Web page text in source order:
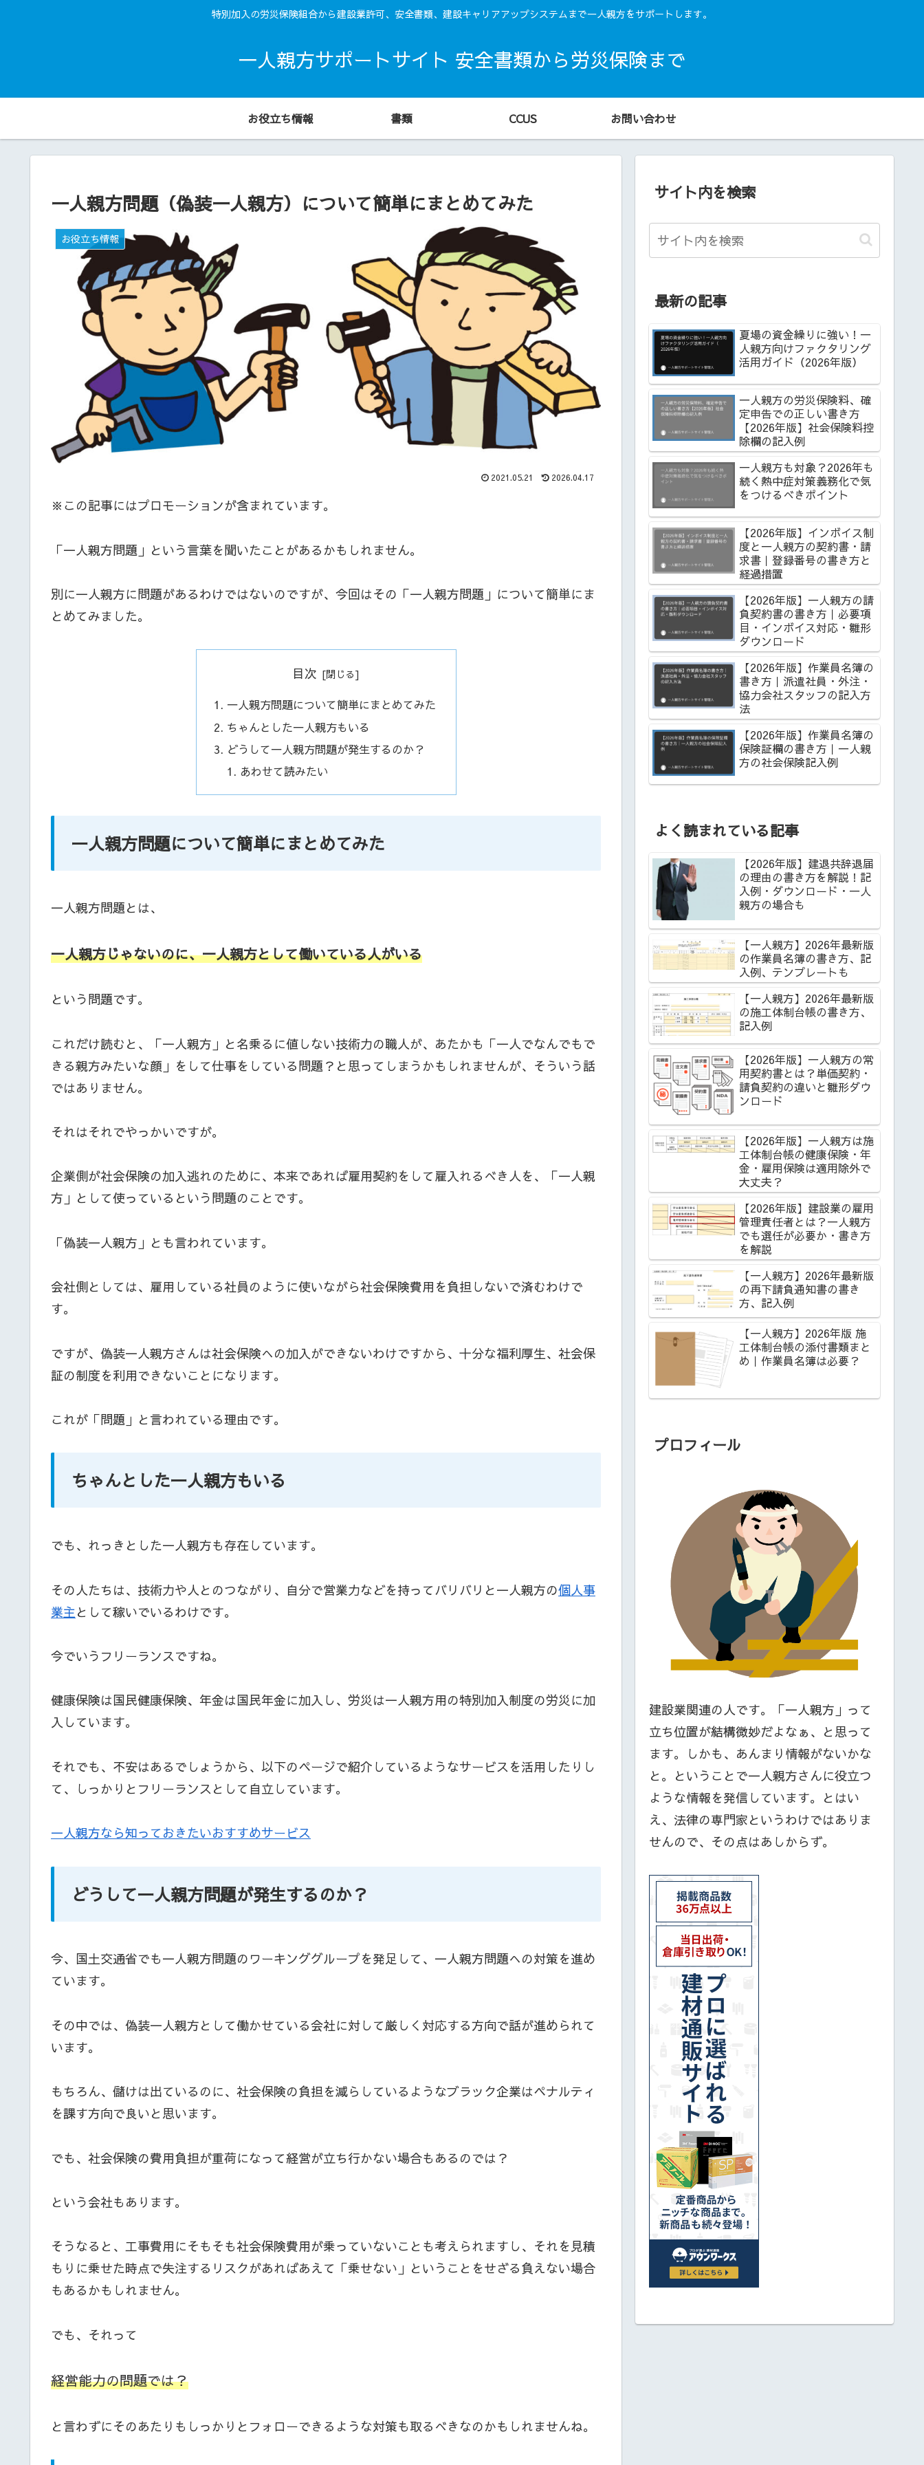
特別加入の労災保険組合から建設業許可、安全書類、建設キャリアアップシステムまで一人親方をサポートします。
一人親方サポートサイト 安全書類から労災保険まで
お役立ち情報 書類 CCUS お問い合わせ
一人親方問題（偽装一人親方）について簡単にまとめてみた
お役立ち情報
2021.05.21 2026.04.17
※この記事にはプロモーションが含まれています。
「一人親方問題」という言葉を聞いたことがあるかもしれません。
別に一人親方に問題があるわけではないのですが、今回はその「一人親方問題」について簡単にま
とめてみました。
目次
一人親方問題について簡単にまとめてみた
ちゃんとした一人親方もいる
どうして一人親方問題が発生するのか？
あわせて読みたい
一人親方問題について簡単にまとめてみた
一人親方問題とは、
一人親方じゃないのに、一人親方として働いている人がいる
という問題です。
これだけ読むと、「一人親方」と名乗るに値しない技術力の職人が、あたかも「一人でなんでもで
きる親方みたいな顔」をして仕事をしている問題？と思ってしまうかもしれませんが、そういう話
ではありません。
それはそれでやっかいですが。
企業側が社会保険の加入逃れのために、本来であれば雇用契約をして雇入れるべき人を、「一人親
方」として使っているという問題のことです。
「偽装一人親方」とも言われています。
会社側としては、雇用している社員のように使いながら社会保険費用を負担しないで済むわけで
す。
ですが、偽装一人親方さんは社会保険への加入ができないわけですから、十分な福利厚生、社会保
証の制度を利用できないことになります。
これが「問題」と言われている理由です。
ちゃんとした一人親方もいる
でも、れっきとした一人親方も存在しています。
その人たちは、技術力や人とのつながり、自分で営業力などを持ってバリバリと一人親方の個人事
業主として稼いでいるわけです。
今でいうフリーランスですね。
健康保険は国民健康保険、年金は国民年金に加入し、労災は一人親方用の特別加入制度の労災に加
入しています。
それでも、不安はあるでしょうから、以下のページで紹介しているようなサービスを活用したりし
て、しっかりとフリーランスとして自立しています。
一人親方なら知っておきたいおすすめサービス
どうして一人親方問題が発生するのか？
今、国土交通省でも一人親方問題のワーキンググループを発足して、一人親方問題への対策を進め
ています。
その中では、偽装一人親方として働かせている会社に対して厳しく対応する方向で話が進められて
います。
もちろん、儲けは出ているのに、社会保険の負担を減らしているようなブラック企業はペナルティ
を課す方向で良いと思います。
でも、社会保険の費用負担が重荷になって経営が立ち行かない場合もあるのでは？
という会社もあります。
そうなると、工事費用にそもそも社会保険費用が乗っていないことも考えられますし、それを見積
もりに乗せた時点で失注するリスクがあればあえて「乗せない」ということをせざる負えない場合
もあるかもしれません。
でも、それって
経営能力の問題では？
と言わずにそのあたりもしっかりとフォローできるような対策も取るべきなのかもしれませんね。
サイト内を検索
最新の記事
夏場の資金繰りに強い！一
人親方向けファクタリング
活用ガイド（2026年版）
一人親方の労災保険料、確
定申告での正しい書き方
【2026年版】社会保険料控
除欄の記入例
一人親方も対象？2026年も
続く熱中症対策義務化で気
をつけるべきポイント
【2026年版】インボイス制
度と一人親方の契約書・請
求書｜登録番号の書き方と
経過措置
【2026年版】一人親方の請
負契約書の書き方｜必要項
目・インボイス対応・雛形
ダウンロード
【2026年版】作業員名簿の
書き方｜派遣社員・外注・
協力会社スタッフの記入方
法
【2026年版】作業員名簿の
保険証欄の書き方｜一人親
方の社会保険記入例
よく読まれている記事
【2026年版】建退共辞退届
の理由の書き方を解説！記
入例・ダウンロード・一人
親方の場合も
【一人親方】2026年最新版
の作業員名簿の書き方、記
入例、テンプレートも
【一人親方】2026年最新版
の施工体制台帳の書き方、
記入例
【2026年版】一人親方の常
用契約書とは？単価契約・
請負契約の違いと雛形ダウ
ンロード
【2026年版】一人親方は施
工体制台帳の健康保険・年
金・雇用保険は適用除外で
大丈夫？
【2026年版】建設業の雇用
管理責任者とは？一人親方
でも選任が必要か・書き方
を解説
【一人親方】2026年最新版
の再下請負通知書の書き
方、記入例
【一人親方】2026年版 施
工体制台帳の添付書類まと
め｜作業員名簿は必要？
プロフィール
建設業関連の人です。「一人親方」って
立ち位置が結構微妙だよなぁ、と思って
ます。しかも、あんまり情報がないかな
と。ということで一人親方さんに役立つ
ような情報を発信しています。とはい
え、法律の専門家というわけではありま
せんので、その点はあしからず。